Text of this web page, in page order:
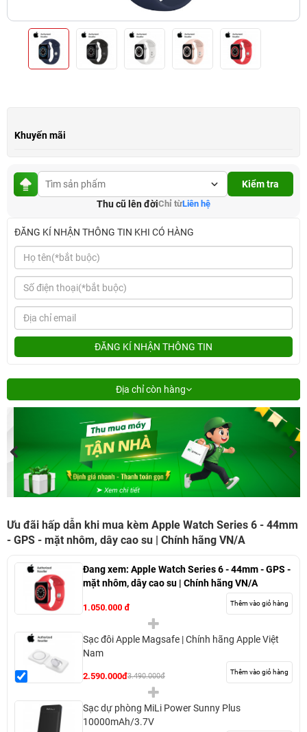
Khuyến mãi
Kiểm tra
Thu cũ lên đờiChỉ từLiên hệ
ĐĂNG KÍ NHẬN THÔNG TIN KHI CÓ HÀNG
ĐĂNG KÍ NHẬN THÔNG TIN
Địa chỉ còn hàng
Ưu đãi hấp dẫn khi mua kèm Apple Watch Series 6 - 44mm
- GPS - mặt nhôm, dây cao su | Chính hãng VN/A
Đang xem: Apple Watch Series 6 - 44mm - GPS -
mặt nhôm, dây cao su | Chính hãng VN/A
1.050.000 đ Thêm vào giỏ hàng
Sạc đôi Apple Magsafe | Chính hãng Apple Việt
Nam
2.590.000đ3.490.000đ Thêm vào giỏ hàng
Sạc dự phòng MiLi Power Sunny Plus
10000mAh/3.7V